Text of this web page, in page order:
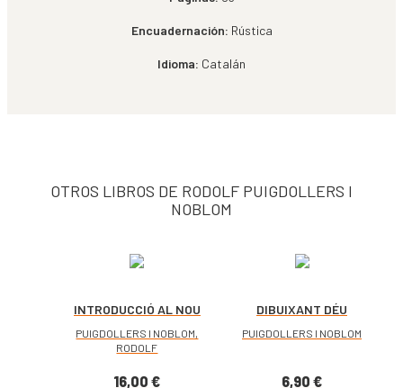
Encuadernación: Rústica
Idioma: Catalán
OTROS LIBROS DE RODOLF PUIGDOLLERS I
NOBLOM
INTRODUCCIÓ AL NOU
PUIGDOLLERS I NOBLOM,
RODOLF
16,00€
DIBUIXANT DÉU
PUIGDOLLERS I NOBLOM
6,90 €